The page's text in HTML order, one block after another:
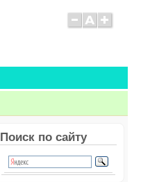
Поиск по сайту